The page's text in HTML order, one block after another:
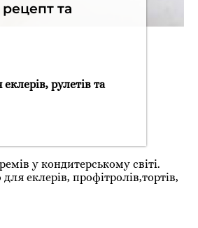
та
рулетів та
у кондитерському світі.
еклерів, профітролів,тортів,